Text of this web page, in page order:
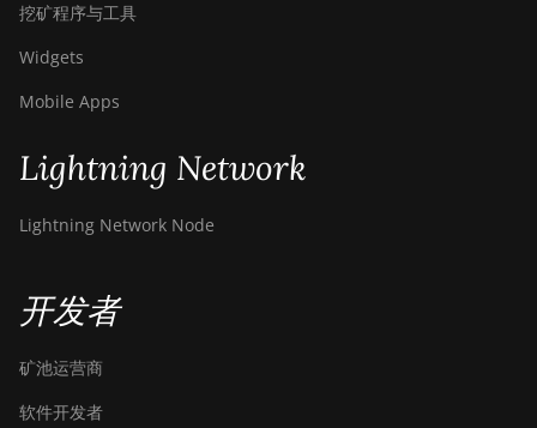
挖矿程序与工具
Widgets
Mobile Apps
Lightning Network
Lightning Network Node
开发者
矿池运营商
软件开发者